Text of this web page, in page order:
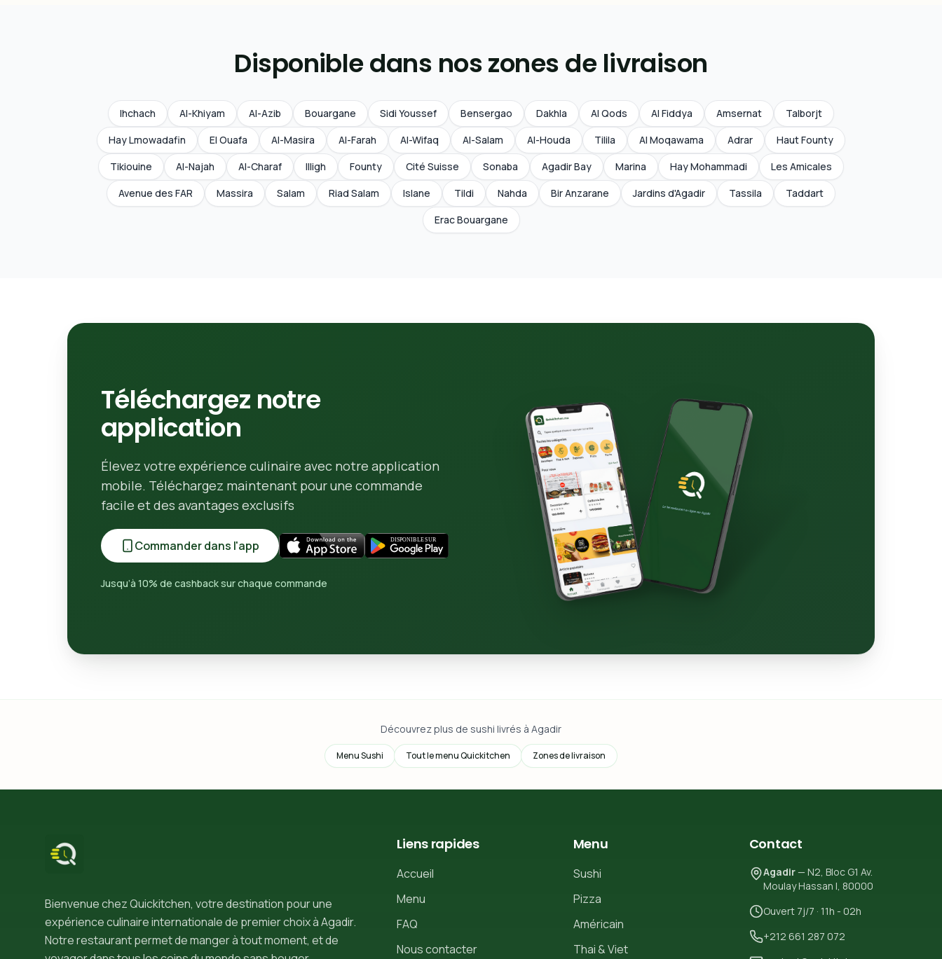
Disponible dans nos zones de livraison
Ihchach Al-Khiyam Al-Azib Bouargane Sidi Youssef Bensergao Dakhla Al Qods Al Fiddya Amsernat
Talborjt
Hay Lmowadafin
El Ouafa Al-Masira Al-Farah Al-Wifaq Al-Salam Al-Houda Tilila Al Moqawama Adrar
Haut Founty
Tikiouine
Al-Najah Al-Charaf Illigh Founty Cité Suisse Sonaba Agadir Bay Marina Hay Mohammadi
Les Amicales
Avenue des FAR
Massira Salam Riad Salam Islane Tildi Nahda Bir Anzarane Jardins d'Agadir Tassila
Taddart
Erac Bouargane
Téléchargez notre
application
Élevez votre expérience culinaire avec notre application
mobile. Téléchargez maintenant pour une commande
facile et des avantages exclusifs
Commander dans l'app
Jusqu’à 10% de cashback sur chaque commande
Découvrez plus de sushi livrés à Agadir
Menu Sushi Tout le menu Quickitchen Zones de livraison
Bienvenue chez Quickitchen, votre destination pour une
expérience culinaire internationale de premier choix à Agadir.
Notre restaurant permet de manger à tout moment, et de
Liens rapides
Accueil
Menu
FAQ
Nous contacter
Menu
Sushi
Pizza
Américain
Thai & Viet
Contact
Agadir— N2, Bloc G1 Av.
Moulay Hassan I, 80000
Ouvert 7j/7 · 11h - 02h
+212 661 287 072